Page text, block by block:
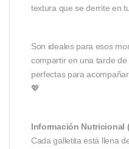
textura que se derrite en
Son ideales para esos
compartir en una tarde de
perfectas para
💖
Información Nutricional
Cada galletita está llena